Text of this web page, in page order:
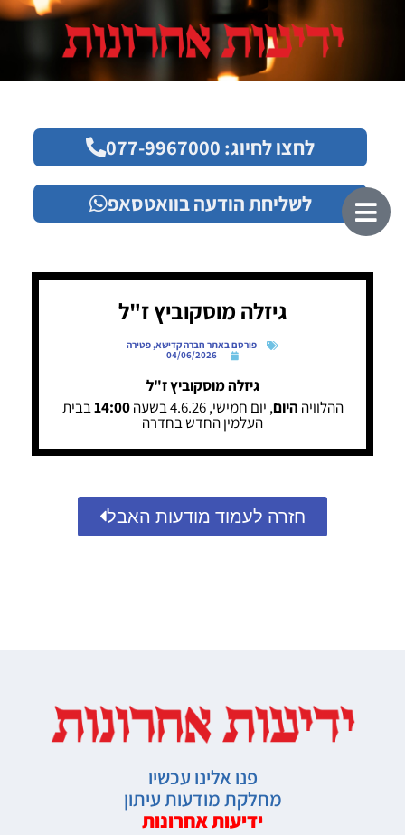
לחצו לחיוג: 077-9967000
לשליחת הודעה בוואטסאפ
גיזלה מוסקוביץ ז"ל
פורסם באתר חברה קדישא,פטירה
04/06/2026
גיזלה מוסקוביץ ז"ל
ההלוויה היום, יום חמישי, 4.6.26 בשעה 14:00בבית
העלמין החדש בחדרה
חזרה לעמוד מודעות האבל
פנו אלינו עכשיו
מחלקת מודעות עיתון
ידיעות אחרונות